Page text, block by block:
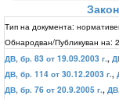
Тип на документа:
Обнародван/Публикуван на:
ДВ, бр. 83 от 19.09.2003 г.,
ДВ, бр. 114 от 30.12.2003 г.,
ДВ, бр. 76 от 20.9.2005 г.,